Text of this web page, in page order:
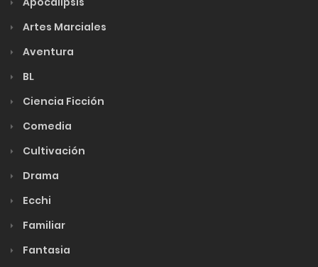
Artes Marciales
Aventura
BL
Ciencia Ficción
Comedia
Cultivación
Drama
Ecchi
Familiar
Fantasia